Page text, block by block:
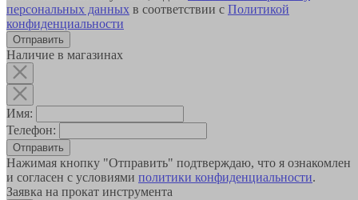
персональных данных в соответствии с Политикой
конфиденциальности
Наличие в магазинах
Имя:
Телефон:
Отправить
Нажимая кнопку "Отправить" подтверждаю, что я ознакомлен
и согласен с условиями политики конфиденциальности.
Заявка на прокат инструмента